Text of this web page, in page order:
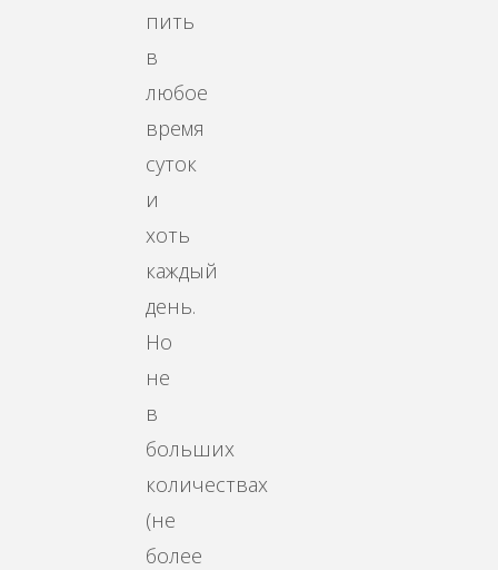
пить
в
любое
время
суток
и
хоть
каждый
день.
Но
не
в
больших
количествах
(не
более